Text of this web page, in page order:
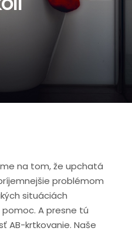
na tom, že upchatá
problémom
situáciách
A presne tú
AB-krtkovanie. Naše